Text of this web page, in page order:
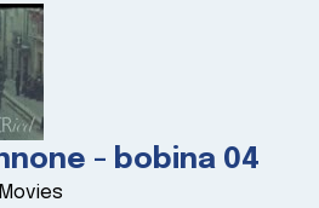
- bobina 04